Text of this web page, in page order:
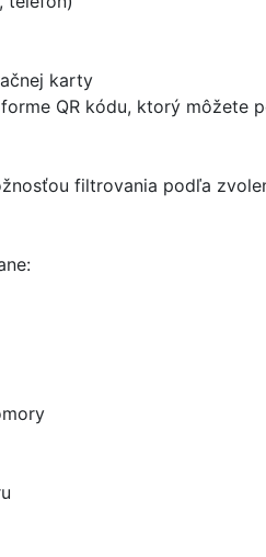
karty
QR kódu, ktorý
filtrovania podľa